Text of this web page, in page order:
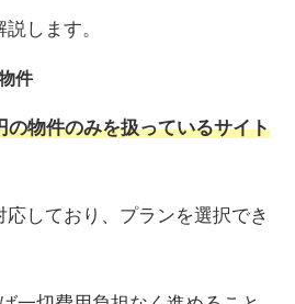
します。
件
の物件のみを扱っているサイト
しており、プランを選択でき